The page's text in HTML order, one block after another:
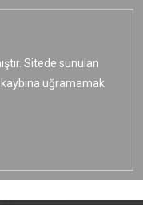
Sitede sunulan
uğramamak